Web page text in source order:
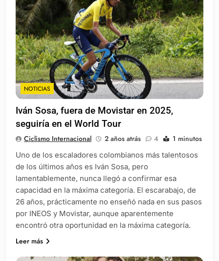
NOTICIAS
Iván Sosa, fuera de Movistar en 2025,
seguiría en el World Tour
Ciclismo Internacional 2 años atrás 4 1 minutos
Uno de los escaladores colombianos más talentosos
de los últimos años es Iván Sosa, pero
lamentablemente, nunca llegó a confirmar esa
capacidad en la máxima categoría. El escarabajo, de
26 años, prácticamente no enseñó nada en sus pasos
por INEOS y Movistar, aunque aparentemente
encontró otra oportunidad en la máxima categoría.
Leer más